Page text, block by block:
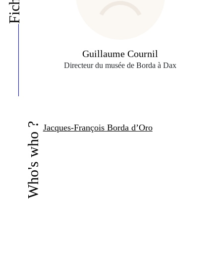
Guillaume Cournil
Directeur du musée de Borda à Dax
Who's who ? Jacques-François Borda d’Oro